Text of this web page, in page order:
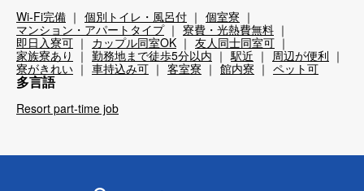
Wi-Fi完備 個別トイレ・風呂付
個室寮
マンション・アパートタイプ
寮費・光熱費無料
即日入寮可
カップル同室OK
友人同士同室可
家族寮あり
勤務地まで徒歩5分以内 駅近
周辺が便利
寮がきれい
車持込み可 客室寮 館内寮 ペット可
多言語
Resort part-time job